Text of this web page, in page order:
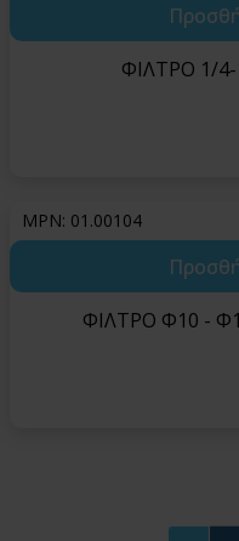
ΦΙΛΤΡΟ 1/
MPN: 01.00104
ΦΙΛΤΡΟ Φ10 -